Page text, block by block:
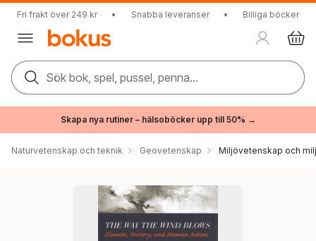
Fri frakt över 249 kr • Snabba leveranser • Billiga böcker
Sök bok, spel, pussel, penna...
Skapa nya rutiner – hälsoböcker upp till 50% →
Naturvetenskap och teknik Geovetenskap Miljövetenskap och